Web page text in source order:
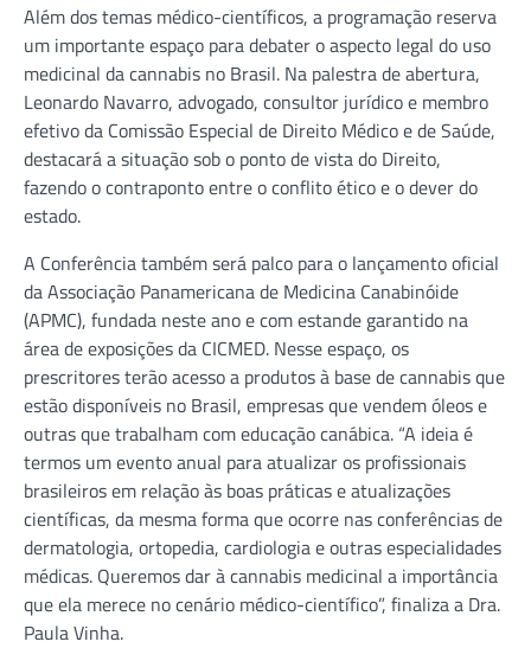
Além dos temas médico-científicos, a programação reserva
um importante espaço para debater o aspecto legal do uso
medicinal da cannabis no Brasil. Na palestra de abertura,
Leonardo Navarro, advogado, consultor jurídico e membro
efetivo da Comissão Especial de Direito Médico e de Saúde,
destacará a situação sob o ponto de vista do Direito,
fazendo o contraponto entre o conflito ético e o dever do
estado.
A Conferência também será palco para o lançamento oficial
da Associação Panamericana de Medicina Canabinóide
(APMC), fundada neste ano e com estande garantido na
área de exposições da CICMED. Nesse espaço, os
prescritores terão acesso a produtos à base de cannabis que
estão disponíveis no Brasil, empresas que vendem óleos e
outras que trabalham com educação canábica. “A ideia é
termos um evento anual para atualizar os profissionais
brasileiros em relação às boas práticas e atualizações
científicas, da mesma forma que ocorre nas conferências de
dermatologia, ortopedia, cardiologia e outras especialidades
médicas. Queremos dar à cannabis medicinal a importância
que ela merece no cenário médico-científico”, finaliza a Dra.
Paula Vinha.